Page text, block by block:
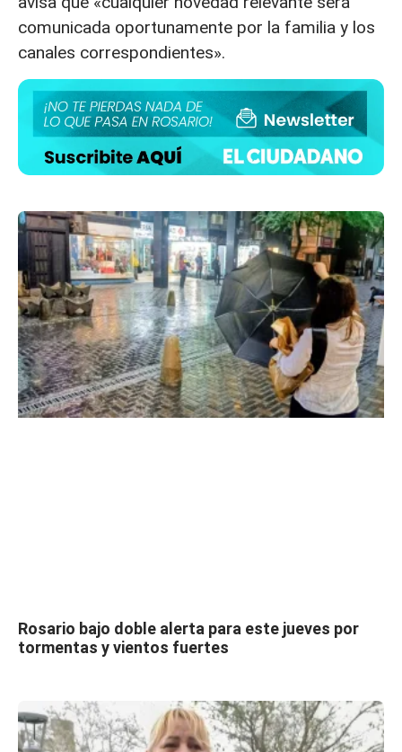
comunicada oportunamente por la familia y los
canales correspondientes».
Rosario bajo doble alerta para este jueves por
tormentas y vientos fuertes